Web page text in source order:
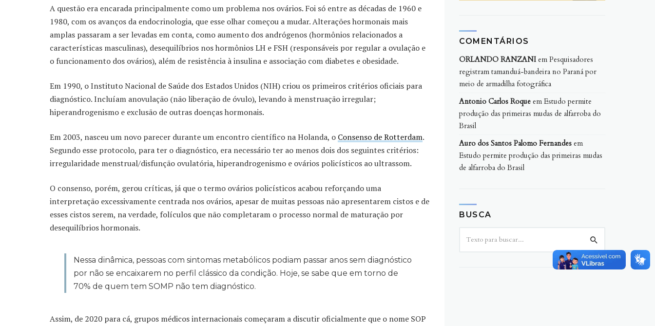
A questão era encarada principalmente como um problema nos ovários. Foi só entre as décadas de 1960 e
1980, com os avanços da endocrinologia, que esse olhar começou a mudar. Alterações hormonais mais
amplas passaram a ser levadas em conta, como aumento dos andrógenos (hormônios relacionados a
características masculinas), desequilíbrios nos hormônios LH e FSH (responsáveis por regular a ovulação e
o funcionamento dos ovários), além de resistência à insulina e associação com diabetes e obesidade.
Em 1990, o Instituto Nacional de Saúde dos Estados Unidos (NIH) criou os primeiros critérios oficiais para
diagnóstico. Incluíam anovulação (não liberação de óvulo), levando à menstruação irregular;
hiperandrogenismo e exclusão de outras doenças hormonais.
Em 2003, nasceu um novo parecer durante um encontro científico na Holanda, o Consenso de Rotterdam.
Segundo esse protocolo, para ter o diagnóstico, era necessário ter ao menos dois dos seguintes critérios:
irregularidade menstrual/disfunção ovulatória, hiperandrogenismo e ovários policísticos ao ultrassom.
O consenso, porém, gerou críticas, já que o termo ovários policísticos acabou reforçando uma
interpretação excessivamente centrada nos ovários, apesar de muitas pessoas não apresentarem cistos e de
esses cistos serem, na verdade, folículos que não completaram o processo normal de maturação por
desequilíbrios hormonais.
Nessa dinâmica, pessoas com sintomas metabólicos podiam passar anos sem diagnóstico
por não se encaixarem no perfil clássico da condição. Hoje, se sabe que em torno de
70% de quem tem SOMP não tem diagnóstico.
Assim, de 2020 para cá, grupos médicos internacionais começaram a discutir oficialmente que o nome SOP
COMENTÁRIOS
ORLANDO RANZANI em Pesquisadores
registram tamanduá-bandeira no Paraná por
meio de armadilha fotográfica
Antonio Carlos Roque em Estudo permite
produção das primeiras mudas de alfarroba do
Brasil
Auro dos Santos Palomo Fernandes em
Estudo permite produção das primeiras mudas
de alfarroba do Brasil
BUSCA